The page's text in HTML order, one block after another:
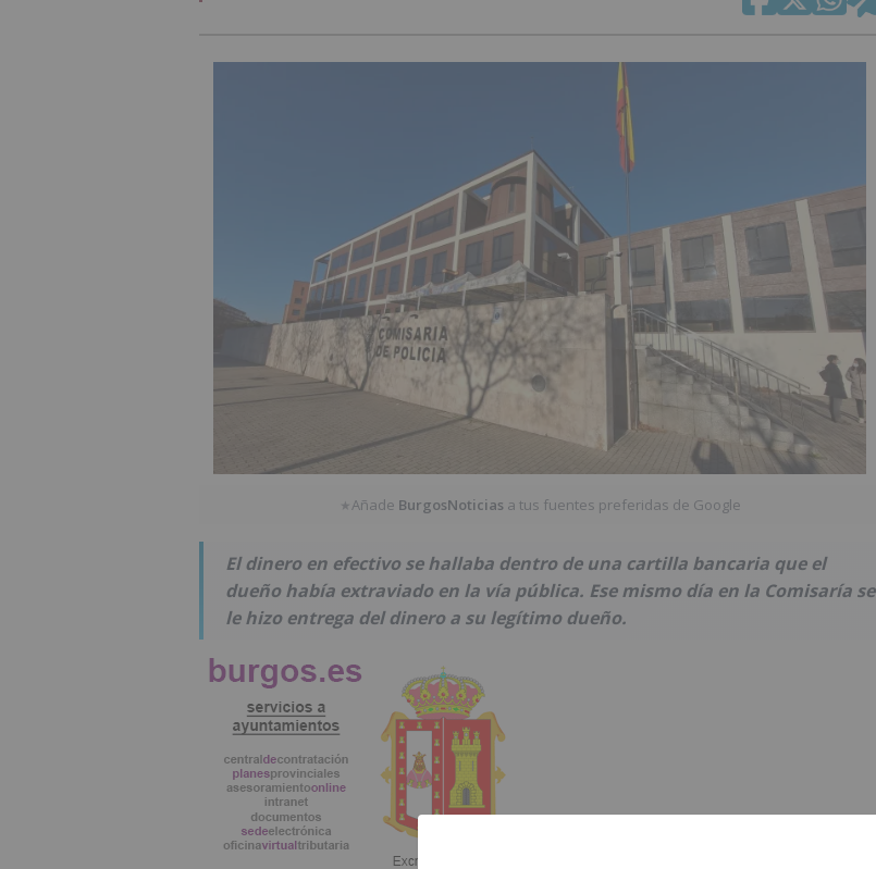
★Añade BurgosNoticias a tus fuentes preferidas de Google
El dinero en efectivo se hallaba dentro de una cartilla bancaria que el
dueño había extraviado en la vía pública. Ese mismo día en la Comisaría se
le hizo entrega del dinero a su legítimo dueño.